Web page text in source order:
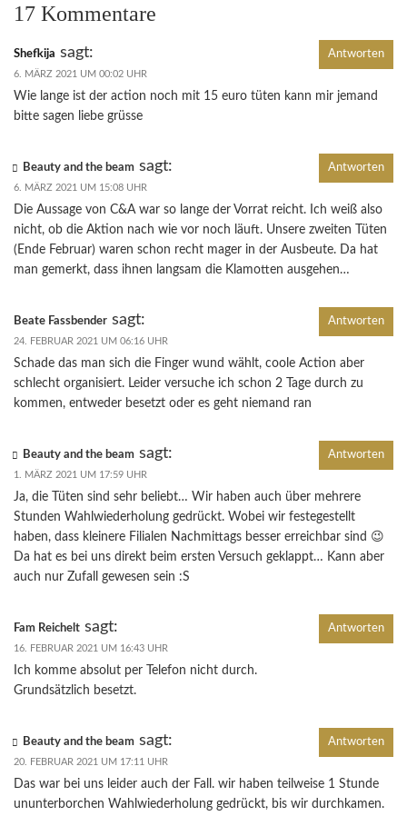
17 Kommentare
Shefkija sagt:
6. MÄRZ 2021 UM 00:02 UHR
Wie lange ist der action noch mit 15 euro tüten kann mir jemand
bitte sagen liebe grüsse
Antworten
Beauty and the beam sagt:
6. MÄRZ 2021 UM 15:08 UHR
Die Aussage von C&A war so lange der Vorrat reicht. Ich weiß also
nicht, ob die Aktion nach wie vor noch läuft. Unsere zweiten Tüten
(Ende Februar) waren schon recht mager in der Ausbeute. Da hat
man gemerkt, dass ihnen langsam die Klamotten ausgehen…
Antworten
Beate Fassbender sagt:
24. FEBRUAR 2021 UM 06:16 UHR
Schade das man sich die Finger wund wählt, coole Action aber
schlecht organisiert. Leider versuche ich schon 2 Tage durch zu
kommen, entweder besetzt oder es geht niemand ran
Antworten
Beauty and the beam sagt:
1. MÄRZ 2021 UM 17:59 UHR
Ja, die Tüten sind sehr beliebt… Wir haben auch über mehrere
Stunden Wahlwiederholung gedrückt. Wobei wir festegestellt
haben, dass kleinere Filialen Nachmittags besser erreichbar sind 😉
Da hat es bei uns direkt beim ersten Versuch geklappt… Kann aber
auch nur Zufall gewesen sein :S
Antworten
Fam Reichelt sagt:
16. FEBRUAR 2021 UM 16:43 UHR
Ich komme absolut per Telefon nicht durch.
Grundsätzlich besetzt.
Antworten
Beauty and the beam sagt:
20. FEBRUAR 2021 UM 17:11 UHR
Das war bei uns leider auch der Fall. wir haben teilweise 1 Stunde
ununterborchen Wahlwiederholung gedrückt, bis wir durchkamen.
Antworten